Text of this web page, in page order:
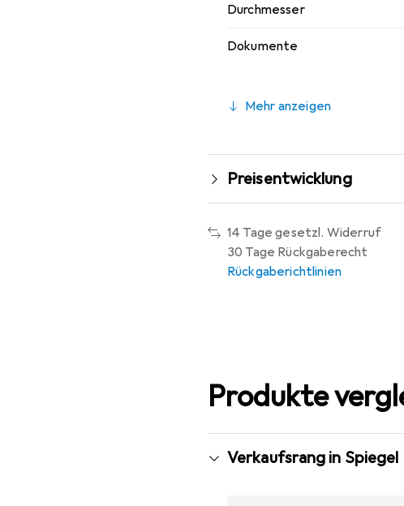
Durchmesser
Dokumente
Mehr anzeigen
Preisentwicklung
14 Tage gesetzl. Widerruf
30 Tage Rückgaberecht
Rückgaberichtlinien
Produkte
Verkaufsrang in Spiegel